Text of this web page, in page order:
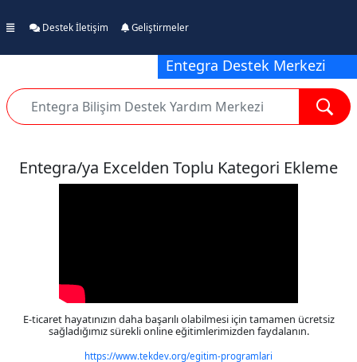
Destek İletişim Geliştirmeler
Entegra Destek Merkezi
Entegra/ya Excelden Toplu Kategori Ekleme
E-ticaret hayatınızın daha başarılı olabilmesi için tamamen ücretsiz
sağladığımız sürekli online eğitimlerimizden faydalanın.
https://www.tekdev.org/egitim-programlari